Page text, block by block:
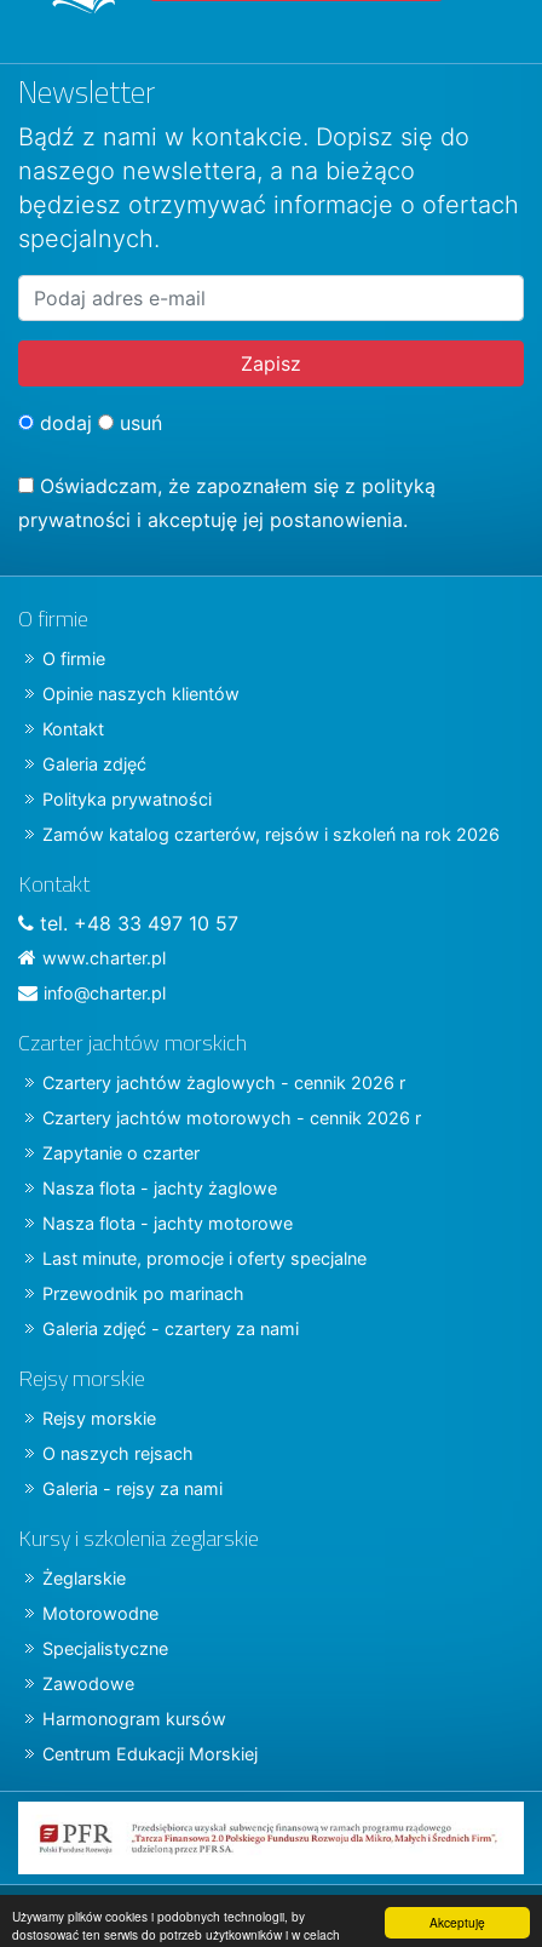
Akceptuję
Używamy plików cookies i podobnych technologii, by
dostosować ten serwis do potrzeb użytkowników i w celach
Newsletter
Bądź z nami w kontakcie. Dopisz się do
naszego newslettera, a na bieżąco
będziesz otrzymywać informacje o ofertach
specjalnych.
dodaj usuń
Oświadczam, że zapoznałem się z polityką
prywatności i akceptuję jej postanowienia.
O firmie
O firmie
Opinie naszych klientów
Kontakt
Galeria zdjęć
Polityka prywatności
Zamów katalog czarterów, rejsów i szkoleń na rok 2026
Kontakt
tel. +48 33 497 10 57
www.charter.pl
info@charter.pl
Czarter jachtów morskich
Czartery jachtów żaglowych - cennik 2026 r
Czartery jachtów motorowych - cennik 2026 r
Zapytanie o czarter
Nasza flota - jachty żaglowe
Nasza flota - jachty motorowe
Last minute, promocje i oferty specjalne
Przewodnik po marinach
Galeria zdjęć - czartery za nami
Rejsy morskie
Rejsy morskie
O naszych rejsach
Galeria - rejsy za nami
Kursy i szkolenia żeglarskie
Żeglarskie
Motorowodne
Specjalistyczne
Zawodowe
Harmonogram kursów
Centrum Edukacji Morskiej
Copyright © 2015 charter.pl